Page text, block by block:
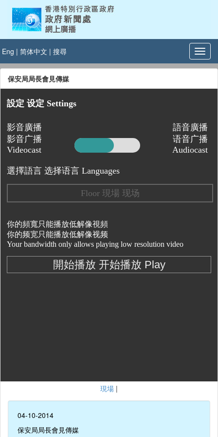
Eng | 简体中文 | 搜尋
保安局局長會見傳媒
現場 |
04-10-2014
保安局局長會見傳媒